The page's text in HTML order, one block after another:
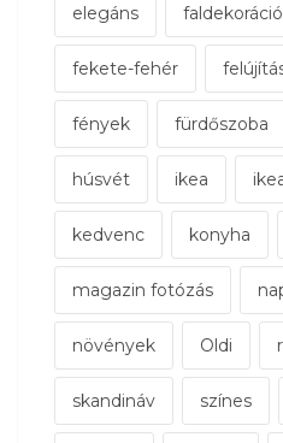
elegáns faldekoráció
fekete-fehér
fények fürdőszoba
húsvét ikea
kedvenc konyha
magazin fotózás
növények Oldi
skandináv színes